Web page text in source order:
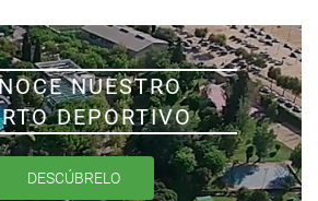
NUESTRO
DEPORTIVO
DESCÚBRELO